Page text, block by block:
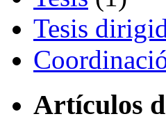
Tesis
Artículos